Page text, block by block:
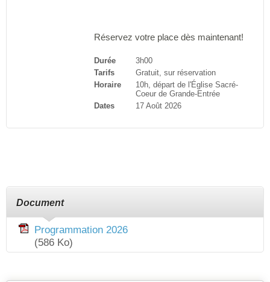
Réservez votre place dès maintenant!
Durée
3h00
Tarifs
Gratuit, sur réservation
Horaire
10h, départ de l'Église Sacré-
Coeur de Grande-Entrée
Dates
17 Août 2026
Document
Programmation 2026
(586 Ko)